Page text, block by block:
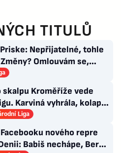
TITULŮ
Nepřijatelné, tohle
Omlouvám se,
odpovědět
skalpu Kroměříže vede
Karviná vyhrála, kolaps
Táborska
Liga
nového repre
Babiš nechápe, Berbr